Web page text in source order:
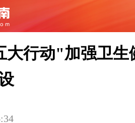
大行动"加强卫生